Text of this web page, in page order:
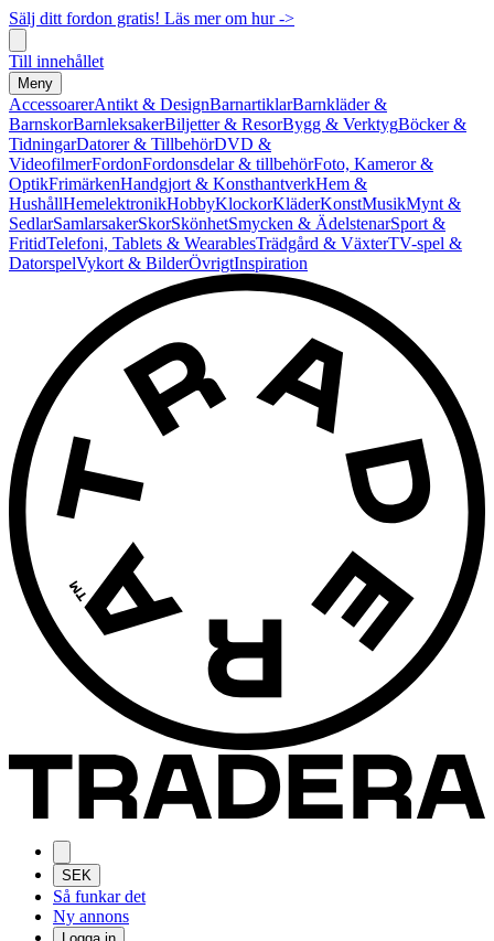
Sälj ditt fordon gratis! Läs mer om hur ->
Till innehållet
Meny
AccessoarerAntikt & DesignBarnartiklarBarnkläder &
BarnskorBarnleksakerBiljetter & ResorBygg & VerktygBöcker &
TidningarDatorer & TillbehörDVD &
VideofilmerFordonFordonsdelar & tillbehörFoto, Kameror &
OptikFrimärkenHandgjort & KonsthantverkHem &
HushållHemelektronikHobbyKlockorKläderKonstMusikMynt &
SedlarSamlarsakerSkorSkönhetSmycken & ÄdelstenarSport &
FritidTelefoni, Tablets & WearablesTrädgård & VäxterTV-spel &
DatorspelVykort & BilderÖvrigtInspiration
SEK
Så funkar det
Ny annons